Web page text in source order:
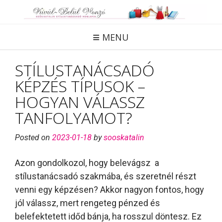
MENU
STÍLUSTANÁCSADÓ
KÉPZÉS TÍPUSOK –
HOGYAN VÁLASSZ
TANFOLYAMOT?
Posted on 2023-01-18 bysooskatalin
Azon gondolkozol, hogy belevágsz a
stílustanácsadó szakmába, és szeretnél részt
venni egy képzésen? Akkor nagyon fontos, hogy
jól válassz, mert rengeteg pénzed és
belefektetett időd bánja, ha rosszul döntesz. Ez